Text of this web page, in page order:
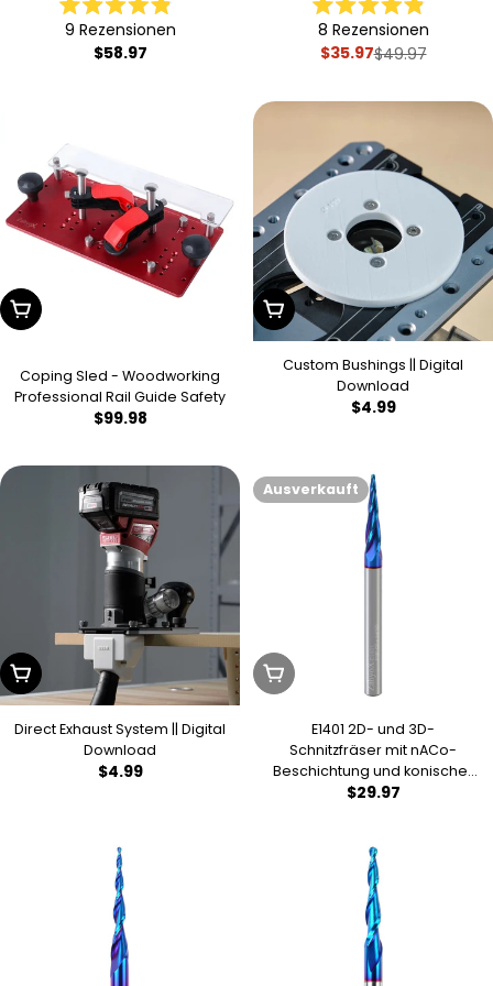
beschichteter Einsatz,
Hartmetall-Plattenfräser zum
Abflachen – C1202T
Mit
4.9
von
9 Rezensionen
Regulärer
$58.97
Gesamtlänge - F1403
Mit
4.9
von
bewertet
8 Rezensionen
Verkaufspreis
$35.97Regulärer
$49.97
In Den Warenkorb Legen
Coping Sled - Woodworking
Professional Rail Guide Safety
Regulärer
$99.98
In Den Warenkorb Legen
Custom Bushings || Digital
Download
Regulärer
$4.99
In Den Warenkorb Legen
Direct Exhaust System || Digital
Download
Regulärer
$4.99
Ausverkauft
Ausverkauft
E1401 2D- und 3D-
Schnitzfräser mit nACo-
Beschichtung und konischer
Kugelkopffräse mit
1/4 SD - 1 CL - 3 OL
Regulärer
$29.97